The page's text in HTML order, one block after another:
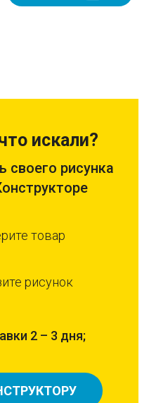
искали?
своего рисунка
товар
рисунок
2 – 3 дня;